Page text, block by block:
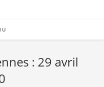
: 29 avril